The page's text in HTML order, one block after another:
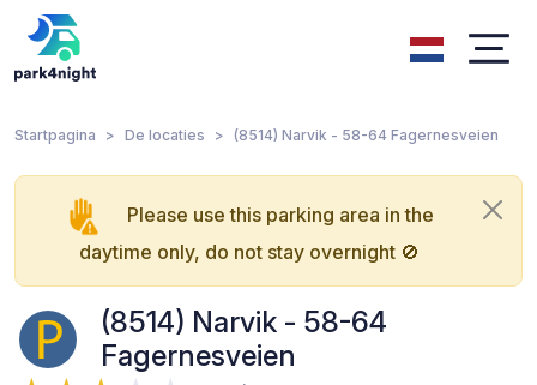
Startpagina De locaties (8514) Narvik - 58-64 Fagernesveien
Please use this parking area in the
daytime only, do not stay overnight 🚫
(8514) Narvik - 58-64
Fagernesveien